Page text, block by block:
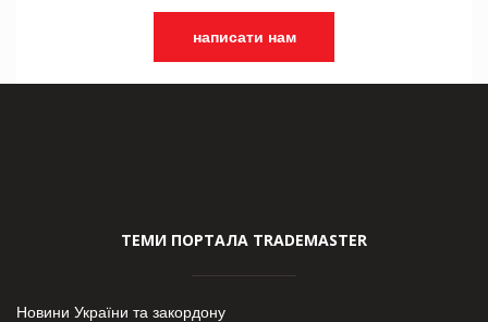
написати нам
ТЕМИ ПОРТАЛА TRADEMASTER
Новини України та закордону